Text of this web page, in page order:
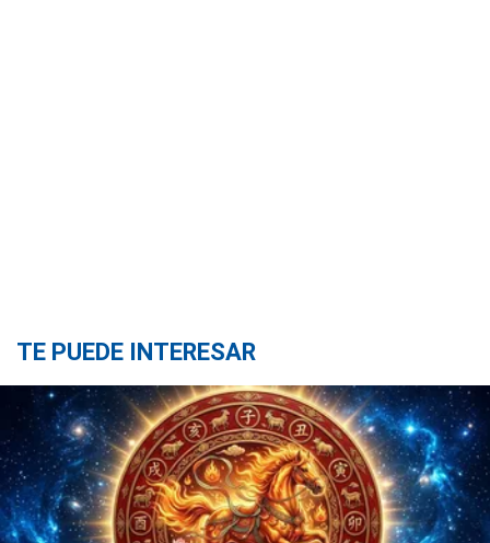
TE PUEDE INTERESAR